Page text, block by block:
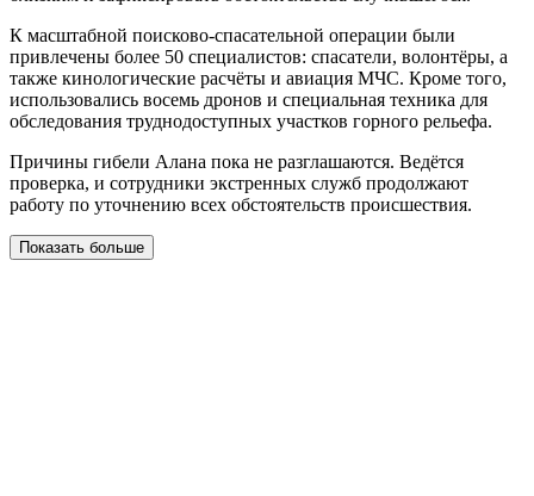
К масштабной поисково-спасательной операции были
привлечены более 50 специалистов: спасатели, волонтёры, а
также кинологические расчёты и авиация МЧС. Кроме того,
использовались восемь дронов и специальная техника для
обследования труднодоступных участков горного рельефа.
Причины гибели Алана пока не разглашаются. Ведётся
проверка, и сотрудники экстренных служб продолжают
работу по уточнению всех обстоятельств происшествия.
Показать больше